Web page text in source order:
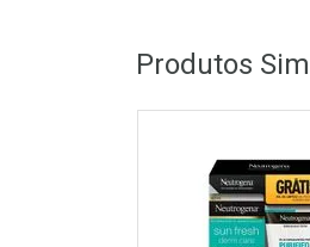
Produtos